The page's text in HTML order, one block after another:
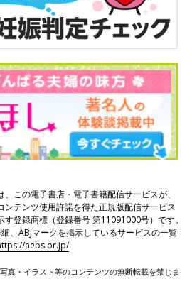
、この電子書店・電子書籍配信サービスが、
ンテンツ使用許諾を得た正規版配信サービス
す登録商標（登録番号 第11091000号）です。
、ABJマークを掲示しているサービスの一覧
aebs.or.jp/
真・イラスト等のコンテンツの無断転載を禁じま